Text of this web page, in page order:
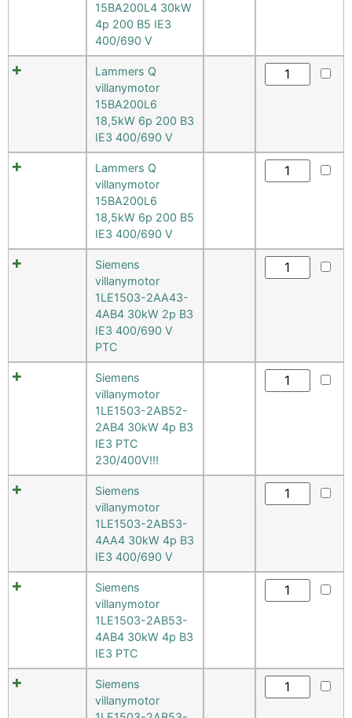
15BA200L4 30kW
4p 200 B5 IE3
400/690 V
Lammers Q
villanymotor
15BA200L6
18,5kW 6p 200 B3
IE3 400/690 V
Lammers Q
villanymotor
15BA200L6
18,5kW 6p 200 B5
IE3 400/690 V
Siemens
villanymotor
1LE1503-2AA43-
4AB4 30kW 2p B3
IE3 400/690 V
PTC
Siemens
villanymotor
1LE1503-2AB52-
2AB4 30kW 4p B3
IE3 PTC
230/400V!!!
Siemens
villanymotor
1LE1503-2AB53-
4AA4 30kW 4p B3
IE3 400/690 V
Siemens
villanymotor
1LE1503-2AB53-
4AB4 30kW 4p B3
IE3 PTC
Siemens
villanymotor